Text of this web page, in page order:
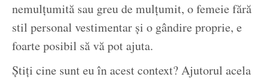
nemulțumită sau greu de mulțumit, o femeie fără
stil personal vestimentar și o gândire proprie, e
foarte posibil să vă pot ajuta.
Știți cine sunt eu în acest context? Ajutorul acela